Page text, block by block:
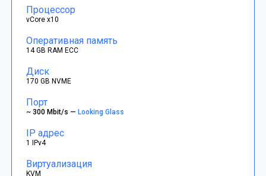
Процессор
vCore x10
Оперативная память
14 GB RAM ECC
Диск
170 GB NVME
Порт
~ 300 Mbit/s —Looking Glass
IP адрес
1 IPv4
Виртуализация
KVM